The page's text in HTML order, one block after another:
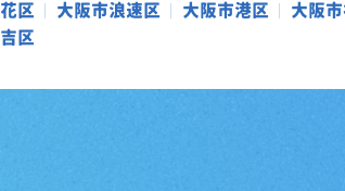
区
大阪市浪速区 大阪市港区 大阪
区